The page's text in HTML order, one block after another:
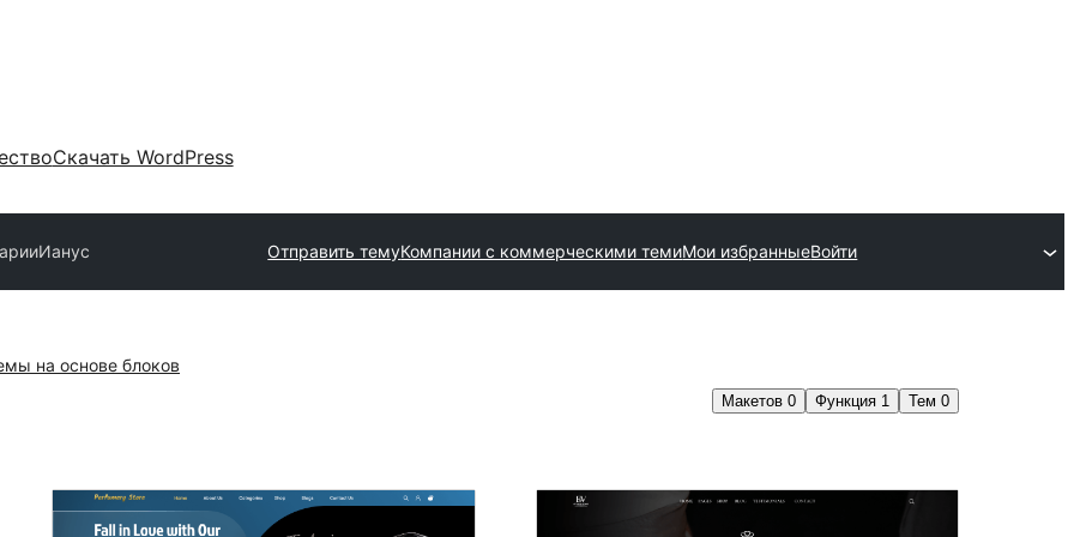
Скачать WordPress
Ианус Отправить темуКомпании с коммерческими темиМои избранныеВойти
на основе блоков
Макетов 0 Функция 1 Тем 0